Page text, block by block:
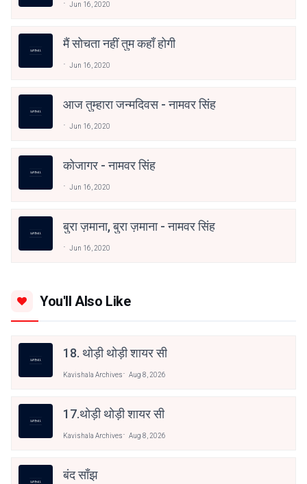
Jun 16, 2020
मैं सोचता नहीं तुम कहाँ होगी
Jun 16, 2020
आज तुम्हारा जन्मदिवस - नामवर सिंह
Jun 16, 2020
कोजागर - नामवर सिंह
Jun 16, 2020
बुरा ज़माना, बुरा ज़माना - नामवर सिंह
Jun 16, 2020
You'll Also Like
18. थोड़ी थोड़ी शायर सी
Kavishala Archives Aug 8, 2026
17.थोड़ी थोड़ी शायर सी
Kavishala Archives Aug 8, 2026
बंद साँझ